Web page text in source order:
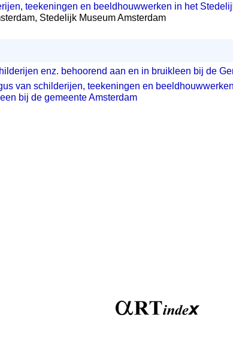
teekeningen en beeldhouwwerken in het
Stedelijk Museum Amsterdam
enz. behoorend aan en in bruikleen bij de
van schilderijen, teekeningen en
bij de gemeente Amsterdam